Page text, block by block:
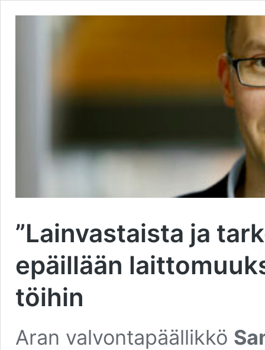
”Lainvastaista ja
epäillään
töihin
Aran valvontapäällikkö